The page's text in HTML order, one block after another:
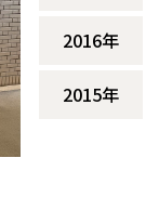
2016年
2015年